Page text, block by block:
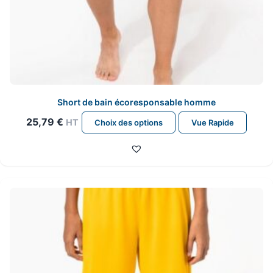
Short de bain écoresponsable homme
25,79 € HT Choix des options
Ce
produit
Les
options
peuvent
être
choisies
Vue Rapide